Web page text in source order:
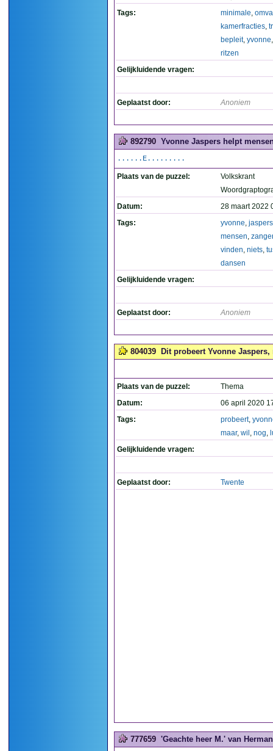
Tags:
minimale,
kamerfracties,
bepleit, yvonne
ritzen
Gelijkluidende vragen:
Geplaatst door: Anoniem
892790 Yvonne Jaspers helpt
......E.........
Plaats van de puzzel:
Volkskrant
Datum:
28 maart 2022
Tags:
yvonne, jaspers
mensen,
vinden, niets,
dansen
Gelijkluidende vragen:
Geplaatst door: Anoniem
804039 Dit probeert Yvonne
Plaats van de puzzel:
Thema
Datum:
06 april 2020
Tags:
probeert,
maar, wil , nog,
Gelijkluidende vragen:
Geplaatst door: Twente
777659 'Geachte heer M.' van